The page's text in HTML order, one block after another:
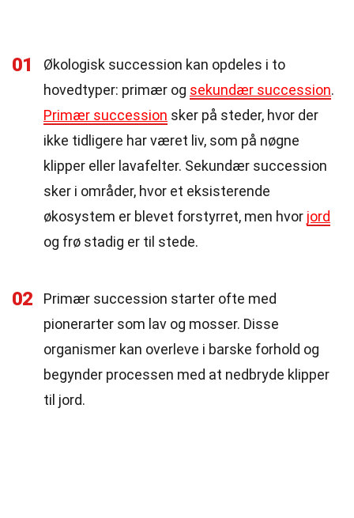
01
Økologisk succession kan opdeles i to
hovedtyper: primær og sekundær succession.
Primær succession sker på steder, hvor der
ikke tidligere har været liv, som på nøgne
klipper eller lavafelter. Sekundær succession
sker i områder, hvor et eksisterende
økosystem er blevet forstyrret, men hvor jord
og frø stadig er til stede.
02
Primær succession starter ofte med
pionerarter som lav og mosser. Disse
organismer kan overleve i barske forhold og
begynder processen med at nedbryde klipper
til jord.